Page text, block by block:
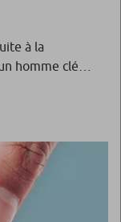
à la
homme clé…